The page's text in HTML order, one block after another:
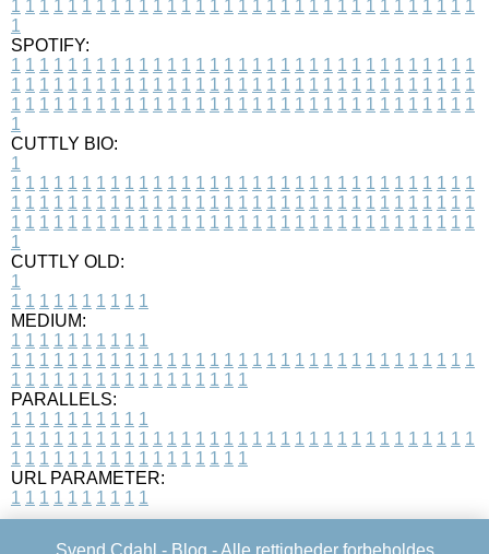
1 1 1 1 1 1 1 1 1 1 1 1 1 1 1 1 1 1 1 1 1 1 1 1 1 1 1 1 1 1 1 1 1
1
SPOTIFY:
1 1 1 1 1 1 1 1 1 1 1 1 1 1 1 1 1 1 1 1 1 1 1 1 1 1 1 1 1 1 1 1 1
1 1 1 1 1 1 1 1 1 1 1 1 1 1 1 1 1 1 1 1 1 1 1 1 1 1 1 1 1 1 1 1 1
1 1 1 1 1 1 1 1 1 1 1 1 1 1 1 1 1 1 1 1 1 1 1 1 1 1 1 1 1 1 1 1 1
1
CUTTLY BIO:
1
1 1 1 1 1 1 1 1 1 1 1 1 1 1 1 1 1 1 1 1 1 1 1 1 1 1 1 1 1 1 1 1 1
1 1 1 1 1 1 1 1 1 1 1 1 1 1 1 1 1 1 1 1 1 1 1 1 1 1 1 1 1 1 1 1 1
1 1 1 1 1 1 1 1 1 1 1 1 1 1 1 1 1 1 1 1 1 1 1 1 1 1 1 1 1 1 1 1 1
1
CUTTLY OLD:
1
1 1 1 1 1 1 1 1 1 1
MEDIUM:
1 1 1 1 1 1 1 1 1 1
1 1 1 1 1 1 1 1 1 1 1 1 1 1 1 1 1 1 1 1 1 1 1 1 1 1 1 1 1 1 1 1 1
1 1 1 1 1 1 1 1 1 1 1 1 1 1 1 1 1
PARALLELS:
1 1 1 1 1 1 1 1 1 1
1 1 1 1 1 1 1 1 1 1 1 1 1 1 1 1 1 1 1 1 1 1 1 1 1 1 1 1 1 1 1 1 1
1 1 1 1 1 1 1 1 1 1 1 1 1 1 1 1 1
URL PARAMETER:
1 1 1 1 1 1 1 1 1 1